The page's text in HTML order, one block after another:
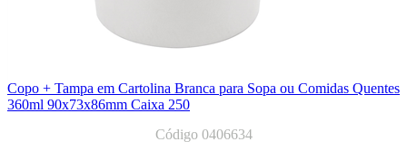
Copo + Tampa em Cartolina Branca para Sopa ou Comidas Quentes
360ml 90x73x86mm Caixa 250
Código 0406634